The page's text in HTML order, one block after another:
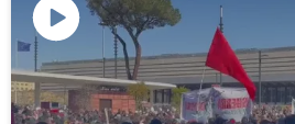
Lire
la
vidéo